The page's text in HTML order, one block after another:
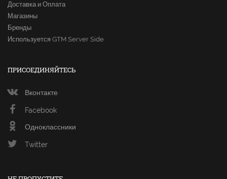
Доставка и Оплата
Магазины
Бренды
Используется GTM Server Side
ПРИСОЕДИНЯЙТЕСЬ
Вконтакте
Facebook
Одноклассники
Twitter